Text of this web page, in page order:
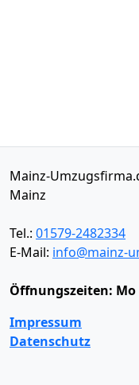
Mainz-
Mainz
Tel.: 01579-2482334
E-Mail: info@mainz-
Öffnungszeiten: Mo
Impressum
Datenschutz